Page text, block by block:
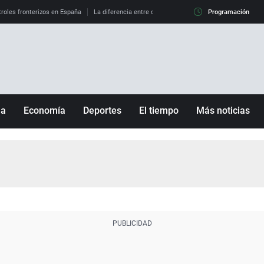
fronterizos en España La diferencia entre observar el eclipse al 99% y al 100%
Programación
Economía Deportes El tiempo Más noticias